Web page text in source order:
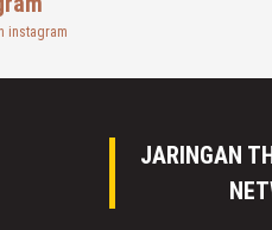
instagram
JARINGAN